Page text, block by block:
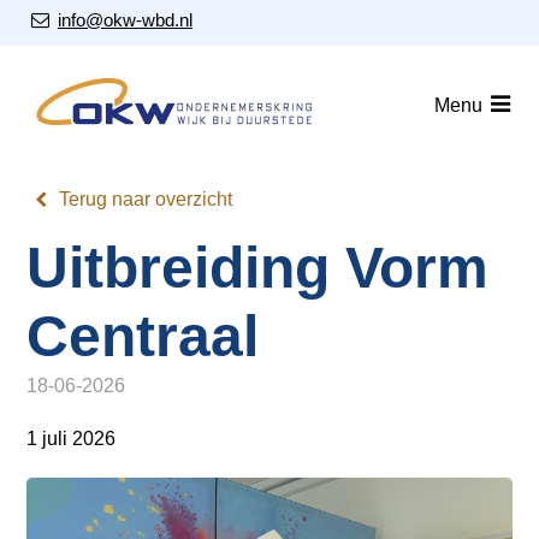
J
m
p
Our Email Address:
info@okw-wbd.nl
Menu
Terug naar overzicht
Uitbreiding Vorm
Centraal
18-06-2026
1 juli 2026
Agenda
Over ons
Nieuwsbrieven
Contact